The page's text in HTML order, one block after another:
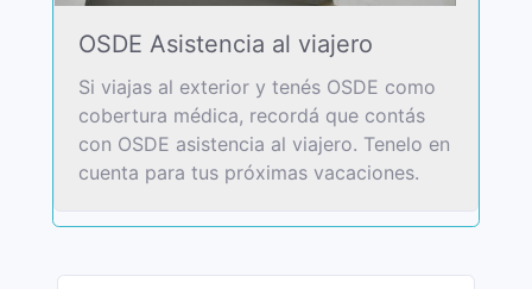
OSDE Asistencia al viajero
Si viajas al exterior y tenés OSDE como
cobertura médica, recordá que contás
con OSDE asistencia al viajero. Tenelo en
cuenta para tus próximas vacaciones.